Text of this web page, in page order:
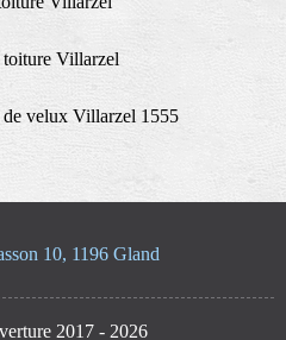
toiture Villarzel
de velux Villarzel 1555
10, 1196 Gland
2017 - 2026